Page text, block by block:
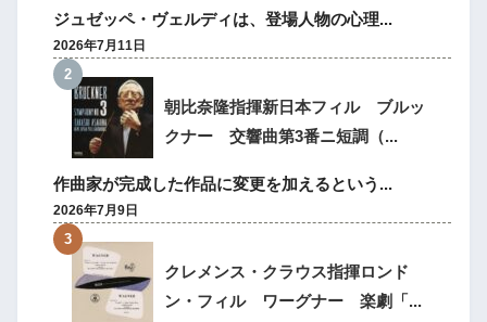
ジュゼッペ・ヴェルディは、登場人物の心理...
2026年7月11日
朝比奈隆指揮新日本フィル ブルッ
クナー 交響曲第3番ニ短調（...
作曲家が完成した作品に変更を加えるという...
2026年7月9日
クレメンス・クラウス指揮ロンド
ン・フィル ワーグナー 楽劇「...